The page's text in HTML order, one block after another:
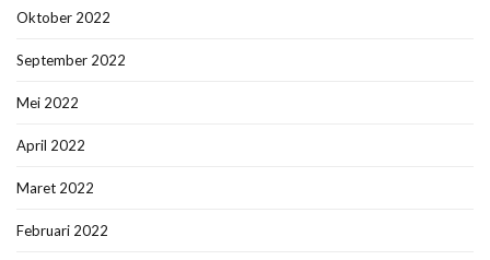
Oktober 2022
September 2022
Mei 2022
April 2022
Maret 2022
Februari 2022